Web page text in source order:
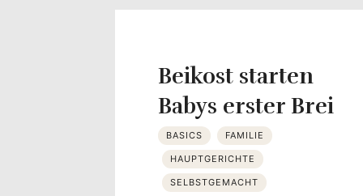
zeigt
Ihren
Beikost starten
Babys erster Brei
BASICS FAMILIE
HAUPTGERICHTE
SELBSTGEMACHT